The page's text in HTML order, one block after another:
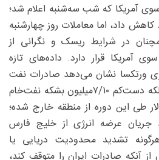
آمریکا که شب سه‌شنبه اعلام شد؛
نفت را ۲‌درصد کاهش داد، اما معاملات روز چهارشنبه
در شرایط ریسک و نگرانی از
آمریکا قرار دارد. داده‌های تازه
ورتکسا نشان می‌دهد صادرات نفت
ایران نه‌تنها متوقف نشده بلکه دست‌کم ۷/۱۰‌میلیون بشکه نفت‌خام
۹۱۰‌میلیون‌دلار طی این دوره از منطقه خارج شده؛
عرضه انرژی از خلیج فارس
تشدید محدودیت دریایی یا
آنکه صادرات ایران را متوقف کند،